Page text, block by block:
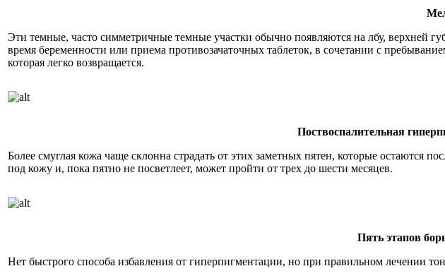
Эти темные, часто симметричные темные участки обычно появляются на лбу, верхней
время беременности или приема противозачаточных таблеток, в сочетании с
которая легко возвращается.
Поствоспалительная
Более смуглая кожа чаще склонна страдать от этих заметных пятен, которые остаются
под кожу и, пока пятно не посветлеет, может пройти от трех до шести месяцев.
Пять этапов
Нет быстрого способа избавления от гиперпигментации, но при правильном лечении